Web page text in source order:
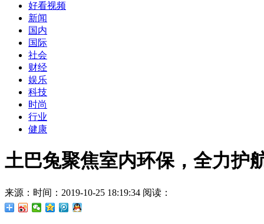
好看视频
新闻
国内
国际
社会
财经
娱乐
科技
时尚
行业
健康
土巴兔聚焦室内环保，全力护
来源： 时间：2019-10-25 18:19:34 阅读：